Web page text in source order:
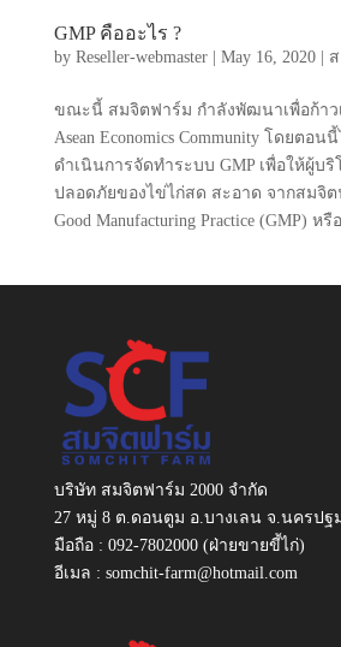
GMP คืออะไร ?
by Reseller-webmaster| May 16, 2020|
ขณะนี้ สมจิตฟาร์ม กำลังพัฒนาเพื่อก้าว
Asean Economics Community โดยตอ
ดำเนินการจัดทำระบบ GMP เพื่อให้ผู้บ
ปลอดภัยของไข่ไก่สด สะอาด จากสมจิต
Good Manufacturing Practice (GMP) หรือ
บริษัท สมจิตฟาร์ม 2000 จำกัด
27 หมู่ 8 ต.ดอนตูม อ.บางเลน จ.นครปฐ
มือถือ : 092-7802000(ฝ่ายขายขี้ไก่)
อีเมล : somchit-farm@hotmail.com